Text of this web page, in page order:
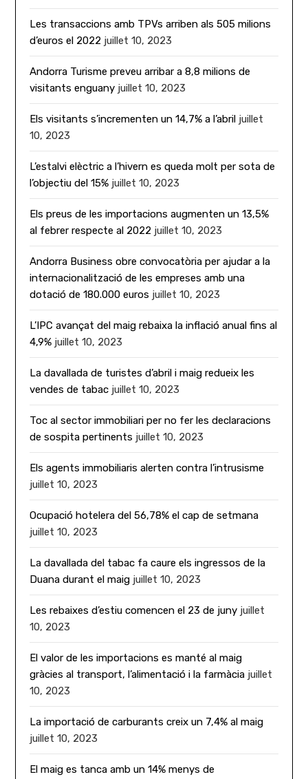
Les transaccions amb TPVs arriben als 505 milions
d’euros el 2022 juillet 10, 2023
Andorra Turisme preveu arribar a 8,8 milions de
visitants enguany juillet 10, 2023
Els visitants s’incrementen un 14,7% a l’abril juillet
10, 2023
L’estalvi elèctric a l’hivern es queda molt per sota de
l’objectiu del 15% juillet 10, 2023
Els preus de les importacions augmenten un 13,5%
al febrer respecte al 2022 juillet 10, 2023
Andorra Business obre convocatòria per ajudar a la
internacionalització de les empreses amb una
dotació de 180.000 euros juillet 10, 2023
L’IPC avançat del maig rebaixa la inflació anual fins al
4,9% juillet 10, 2023
La davallada de turistes d’abril i maig redueix les
vendes de tabac juillet 10, 2023
Toc al sector immobiliari per no fer les declaracions
de sospita pertinents juillet 10, 2023
Els agents immobiliaris alerten contra l’intrusisme
juillet 10, 2023
Ocupació hotelera del 56,78% el cap de setmana
juillet 10, 2023
La davallada del tabac fa caure els ingressos de la
Duana durant el maig juillet 10, 2023
Les rebaixes d’estiu comencen el 23 de juny juillet
10, 2023
El valor de les importacions es manté al maig
gràcies al transport, l’alimentació i la farmàcia juillet
10, 2023
La importació de carburants creix un 7,4% al maig
juillet 10, 2023
El maig es tanca amb un 14% menys de